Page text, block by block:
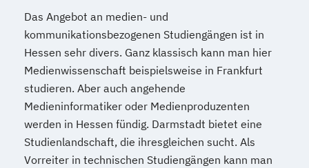
Das Angebot an medien- und
kommunikationsbezogenen Studiengängen ist in
Hessen sehr divers. Ganz klassisch kann man hier
Medienwissenschaft beispielsweise in Frankfurt
studieren. Aber auch angehende
Medieninformatiker oder Medienproduzenten
werden in Hessen fündig. Darmstadt bietet eine
Studienlandschaft, die ihresgleichen sucht. Als
Vorreiter in technischen Studiengängen kann man